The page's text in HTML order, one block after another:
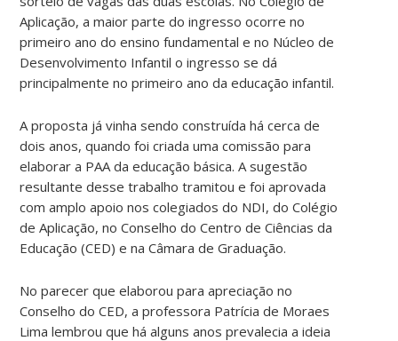
Aplicação, a maior parte do ingresso ocorre no
primeiro ano do ensino fundamental e no Núcleo de
Desenvolvimento Infantil o ingresso se dá
principalmente no primeiro ano da educação infantil.
A proposta já vinha sendo construída há cerca de
dois anos, quando foi criada uma comissão para
elaborar a PAA da educação básica. A sugestão
resultante desse trabalho tramitou e foi aprovada
com amplo apoio nos colegiados do NDI, do Colégio
de Aplicação, no Conselho do Centro de Ciências da
Educação (CED) e na Câmara de Graduação.
No parecer que elaborou para apreciação no
Conselho do CED, a professora Patrícia de Moraes
Lima lembrou que há alguns anos prevalecia a ideia